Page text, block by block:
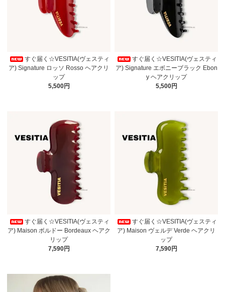
すぐ届く☆VESITIA(ヴェスティ
ア) Signature ロッソ Rosso ヘアクリ
ップ
5,500円
すぐ届く☆VESITIA(ヴェスティ
ア) Signature エボニーブラック Ebon
y ヘアクリップ
5,500円
すぐ届く☆VESITIA(ヴェスティ
ア) Maison ボルドー Bordeaux ヘアク
リップ
7,590円
すぐ届く☆VESITIA(ヴェスティ
ア) Maison ヴェルデ Verde ヘアクリ
ップ
7,590円